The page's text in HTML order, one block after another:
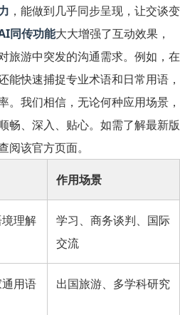
，能做到几乎同步呈现，让交谈变
同传功能大大增强了互动效果，
旅游中突发的沟通需求。例如，在
能快速捕捉专业术语和日常用语，
。我们相信，无论何种应用场景，
畅、深入、贴心。如需了解最新版
阅该官方页面。
作用场景
理解
学习、商务谈判、国际
交流
用语
出国旅游、多学科研究